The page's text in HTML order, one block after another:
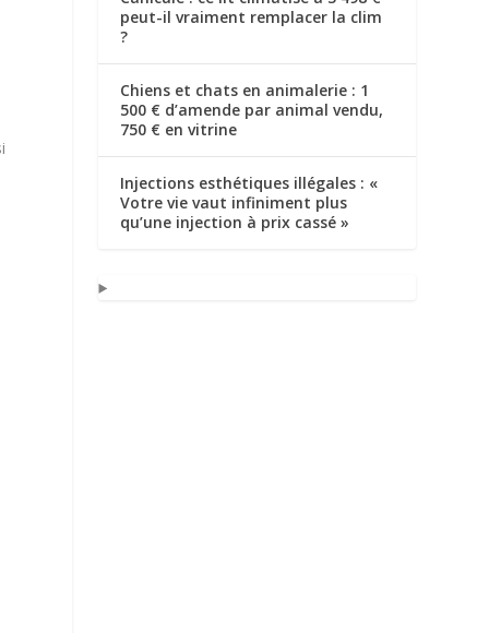
peut-il vraiment remplacer la clim
?
Chiens et chats en animalerie : 1
500 € d’amende par animal vendu,
750 € en vitrine
Injections esthétiques illégales : «
Votre vie vaut infiniment plus
qu’une injection à prix cassé »